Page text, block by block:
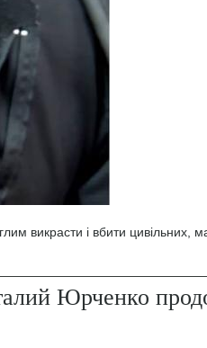
викрасти і вбити цивільних,
Юрченко